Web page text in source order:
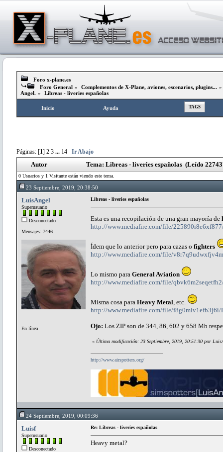
Foro x-plane.es
Foro General » Complementos de X-Plane, aviones, escenarios, plugins... »
Angel. » Libreas - liveries españolas
Inicio Ayuda TAGS
Páginas: [1] 2 3 ... 14 Ir Abajo
Autor Tema: Libreas - liveries españolas (Leído
0 Usuarios y 1 Visitante están viendo este tema.
23 Septiembre, 2019, 20:38:50
LuisAngel
Superusuario
Desconectado
Mensajes: 7446
En línea
Libreas - liveries españolas
Esta es una recopilación de una gran mayoría de
http://www.mediafire.com/file/
Ídem que lo anterior pero para cazas o fighters
http://www.mediafire.com/file/
Lo mismo para General Aviation
http://www.mediafire.com/file/
Misma cosa para Heavy Metal , etc.
http://www.mediafire.com/file/
Ojo: Los ZIP son de 344, 86, 602 y 658 Mb
« Última modificación: 23 Septiembre, 2019, 20:51:30 por
http://www.airspotters.org/
24 Septiembre, 2019, 00:09:36
Luisf
Superusuario
Desconectado
Re: Libreas - liveries españolas
Heavy metal?